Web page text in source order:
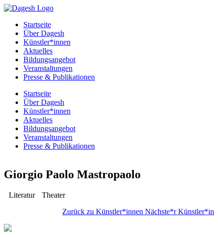
Startseite
Über Dagesh
Künstler*innen
Aktuelles
Bildungsangebot
Veranstaltungen
Presse & Publikationen
Startseite
Über Dagesh
Künstler*innen
Aktuelles
Bildungsangebot
Veranstaltungen
Presse & Publikationen
Giorgio Paolo Mastropaolo
Literatur
Theater
Zurück zu Künstler*innen Nächste*r Künstler*in